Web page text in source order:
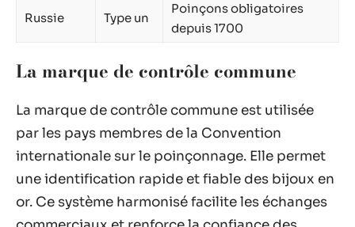
Russie Type un
Poinçons obligatoires
depuis 1700
La marque de contrôle commune
La marque de contrôle commune est utilisée
par les pays membres de la Convention
internationale sur le poinçonnage. Elle permet
une identification rapide et fiable des bijoux en
or. Ce système harmonisé facilite les échanges